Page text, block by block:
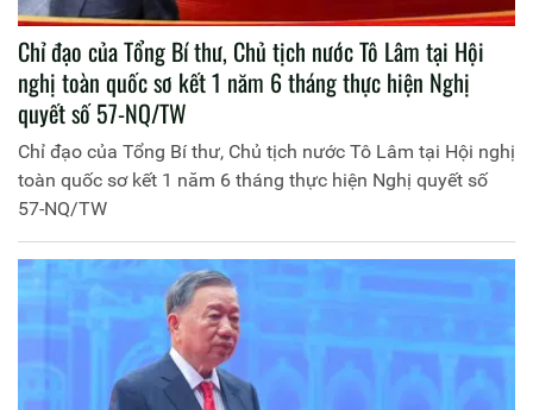
Chỉ đạo của Tổng Bí thư, Chủ tịch nước Tô Lâm tại Hội
nghị toàn quốc sơ kết 1 năm 6 tháng thực hiện Nghị
quyết số 57-NQ/TW
Chỉ đạo của Tổng Bí thư, Chủ tịch nước Tô Lâm tại Hội nghị
toàn quốc sơ kết 1 năm 6 tháng thực hiện Nghị quyết số
57-NQ/TW